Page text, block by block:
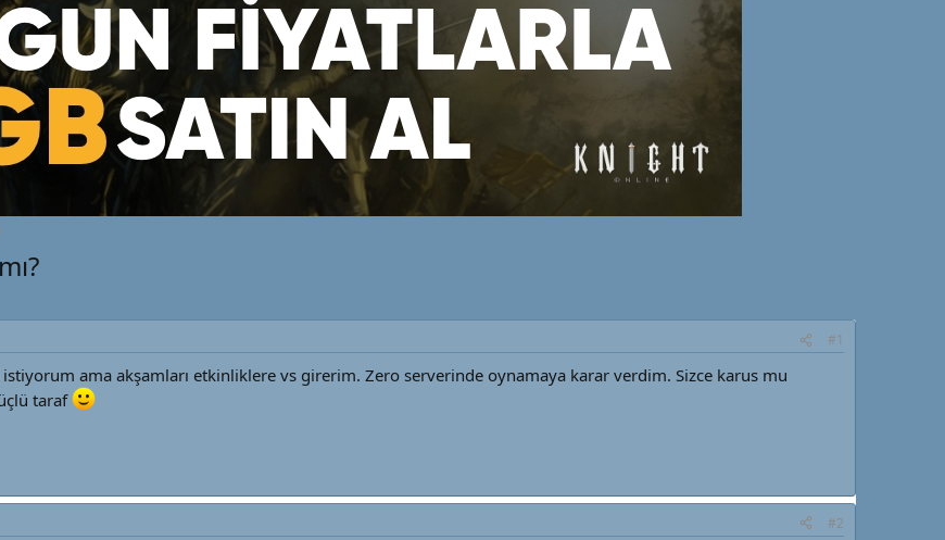
#1
ama akşamları etkinliklere vs girerim. Zero serverinde oynamaya karar verdim. Sizce karus mu
taraf
#2